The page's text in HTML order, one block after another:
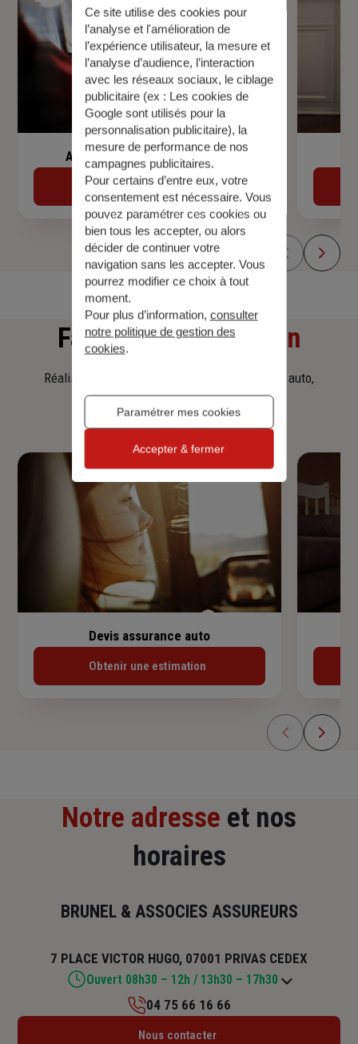
Assurance de prêt immobilier
Découvrir
Faitesune simulation
Réalisez une simulation tarifaire d'assurance, auto,
habitation, prêt immobilier.
Devis assurance auto
Obtenir une estimation
Notre adresse et nos
horaires
BRUNEL & ASSOCIES ASSUREURS
7 PLACE VICTOR HUGO, 07001 PRIVAS CEDEX
Ouvert 08h30 – 12h / 13h30 – 17h30
Lundi : 08h30 – 12h / 13h30 – 17h30
04 75 66 16 66
Nous contacter
Ce site utilise des cookies pour
l’analyse et l'amélioration de
l’expérience utilisateur, la mesure et
l’analyse d’audience, l’interaction
avec les réseaux sociaux, le ciblage
publicitaire (ex : Les cookies de
Google sont utilisés pour la
personnalisation publicitaire), la
mesure de performance de nos
campagnes publicitaires.
Pour certains d’entre eux, votre
consentement est nécessaire. Vous
pouvez paramétrer ces cookies ou
bien tous les accepter, ou alors
décider de continuer votre
navigation sans les accepter. Vous
pourrez modifier ce choix à tout
moment.
Pour plus d’information, consulter
notre politique de gestion des
cookies.
Paramétrer mes cookies
Accepter & fermer